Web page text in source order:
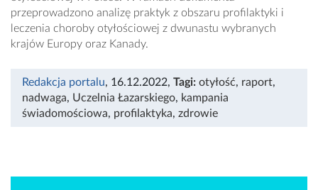
przeprowadzono analizę praktyk z obszaru profilaktyki i
leczenia choroby otyłościowej z dwunastu wybranych
krajów Europy oraz Kanady.
Redakcja portalu, 16.12.2022, Tagi: otyłość, raport,
nadwaga, Uczelnia Łazarskiego, kampania
świadomościowa, profilaktyka, zdrowie